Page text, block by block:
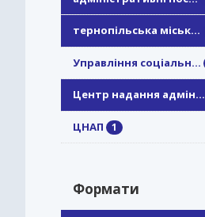
тернопільська міськ...
Управління соціальн...
Центр надання адмін...
ЦНАП 1
Формати